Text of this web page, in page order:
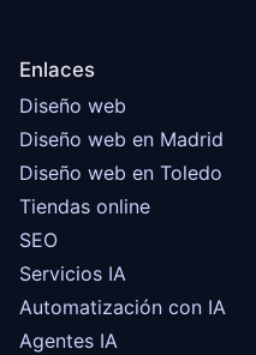
Enlaces
Diseño web
Diseño web en Madrid
Diseño web en Toledo
Tiendas online
SEO
Servicios IA
Automatización con IA
Agentes IA